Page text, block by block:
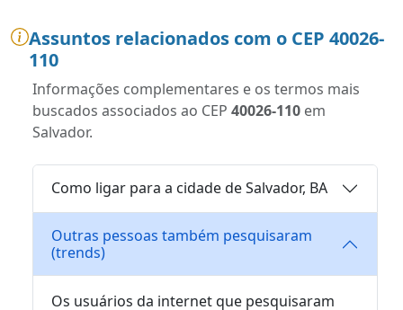
Assuntos relacionados com o CEP 40026-
110
Informações complementares e os termos mais
buscados associados ao CEP 40026-110 em
Salvador.
Como ligar para a cidade de Salvador, BA
Outras pessoas também pesquisaram
(trends)
Os usuários da internet que pesquisaram